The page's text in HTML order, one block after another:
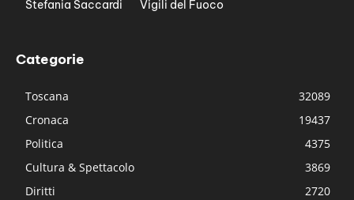
Stefania Saccardi
Vigili del Fuoco
Categorie
Toscana
32089
Cronaca
19437
Politica
4375
Cultura & Spettacolo
3869
Diritti
2720